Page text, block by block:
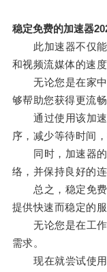
稳定免费的加速器
此加速器不仅能
和视频流媒体的速度
无论您是在家中
够帮助您获得更流畅
通过使用该加速
序，减少等待时间
同时，加速器的
络，并保持良好的连
总之，稳定免费
提供快速而稳定的
无论您是在工作
需求。
现在就尝试使用